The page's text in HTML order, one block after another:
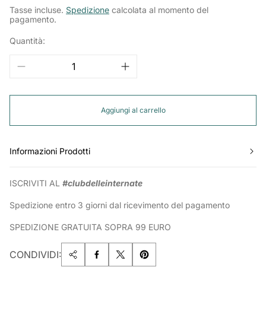
normale
Tasse incluse. Spedizione calcolata al momento del
pagamento.
Quantità:
Aggiungi al carrello
Informazioni Prodotti
ISCRIVITI AL #clubdelleinternate
Spedizione entro 3 giorni dal ricevimento del pagamento
SPEDIZIONE GRATUITA SOPRA 99 EURO
CONDIVIDI: